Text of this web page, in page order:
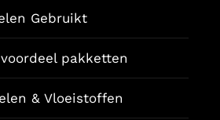
Gebruikt
pakketten
& Vloeistoffen